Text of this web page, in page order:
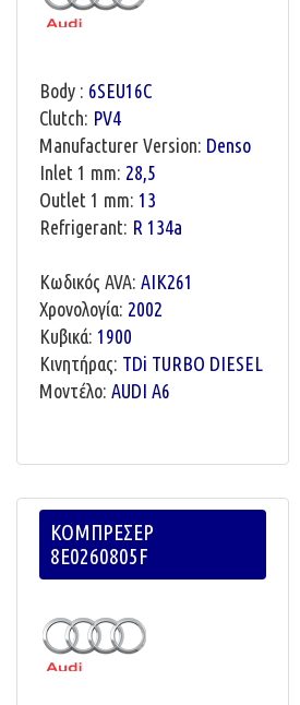
Body : 6SEU16C
Clutch: PV4
Manufacturer Version: Denso
Inlet 1 mm: 28,5
Outlet 1 mm: 13
Refrigerant: R 134a
Κωδικός AVA: AIK261
Χρονολογία: 2002
Κυβικά: 1900
Κινητήρας: TDi TURBO DIESEL
Μοντέλο: AUDI A6
ΚΟΜΠΡΕΣΕΡ
8E0260805F